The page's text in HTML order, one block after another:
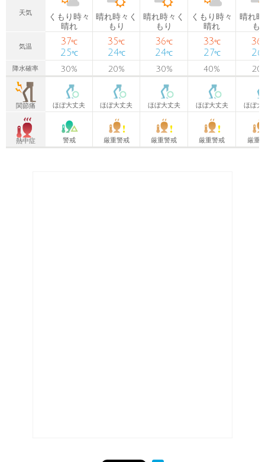
天気
くもり時々
晴れ
晴れ時々く
もり
晴れ時々く
もり
くもり時々
晴れ
晴れ
も
気温 37℃
25℃
35℃
24℃
36℃
24℃
33℃
27℃
36
26
降水確率 30% 20% 30% 40% 20
関節痛 ほぼ大丈夫 ほぼ大丈夫 ほぼ大丈夫 ほぼ大丈夫 ほぼ大
熱中症 警戒 厳重警戒 厳重警戒 厳重警戒 厳重